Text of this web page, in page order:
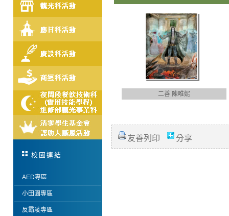
校園連結
AED專區
小田園專區
反霸凌專區
二善 陳唯妮
友善列印 分享